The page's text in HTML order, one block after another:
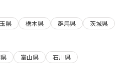
県 栃木県 群馬県
茨城県
富山県
石川県